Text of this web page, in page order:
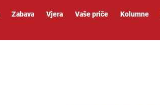
Zabava Vjera Vaše priče Kolumne